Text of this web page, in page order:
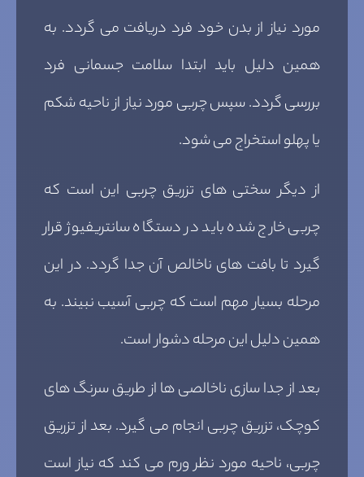
مورد نیاز از بدن خود فرد دریافت می گردد. به
همین دلیل باید ابتدا سلامت جسمانی فرد
بررسی گردد. سپس چربی مورد نیاز از ناحیه شکم
یا پهلو استخراج می شود.
از دیگر سختی های تزریق چربی این است که
چربی خارج شده باید در دستگاه سانتریفیوژ قرار
گیرد تا بافت های ناخالص آن جدا گردد. در این
مرحله بسیار مهم است که چربی آسیب نبیند. به
همین دلیل این مرحله دشوار است.
بعد از جدا سازی ناخالصی ها از طریق سرنگ های
کوچک، تزریق چربی انجام می گیرد. بعد از تزریق
چربی، ناحیه مورد نظر ورم می کند که نیاز است